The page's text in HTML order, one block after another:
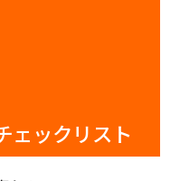
ェックリスト